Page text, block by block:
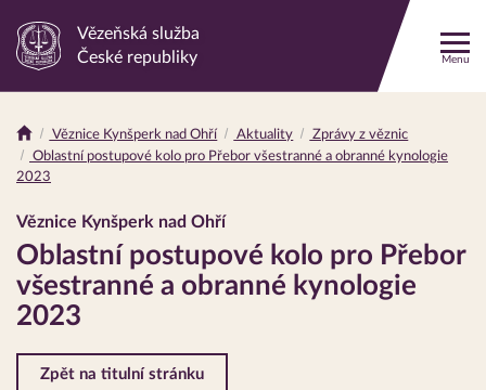
Odkaz
stránku
Vězeňská služba
České republiky
Menu
Drobečková
navigace
Věznice Kynšperk nad Ohří Aktuality
Zprávy z věznic
Oblastní postupové kolo pro Přebor všestranné a obranné kynologie
2023
Věznice Kynšperk nad Ohří
Oblastní postupové kolo pro Přebor
všestranné a obranné kynologie
2023
Zpět na titulní stránku